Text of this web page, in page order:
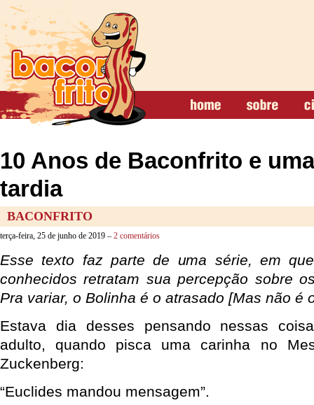
10 Anos de Baconfrito e
tardia
BACONFRITO
terça-feira, 25 de junho de 2019 – 2 comentários
Esse texto faz parte de uma série, em
conhecidos retratam sua percepção sobre
Pra variar, o Bolinha é o atrasado [Mas não é
Estava dia desses pensando nessas
adulto, quando pisca uma carinha no
Zuckenberg:
“Euclides mandou mensagem”.